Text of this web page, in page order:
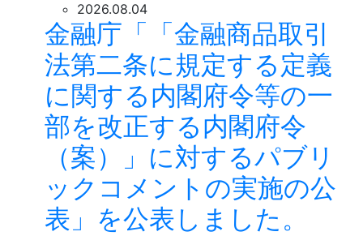
2026.08.04
金融庁「「金融商品取引
法第二条に規定する定義
に関する内閣府令等の一
部を改正する内閣府令
（案）」に対するパブリ
ックコメントの実施の公
表」を公表しました。